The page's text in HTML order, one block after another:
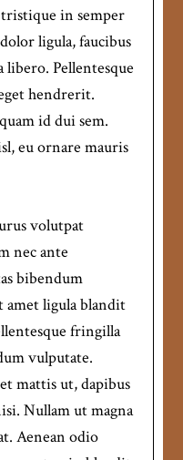
in semper
ligula, faucibus
Pellentesque
hendrerit.
id dui sem.
eu ornare mauris
volutpat
nec ante
bibendum
ligula blandit
fringilla
vulputate.
mattis ut, dapibus
Nullam ut magna
Aenean odio